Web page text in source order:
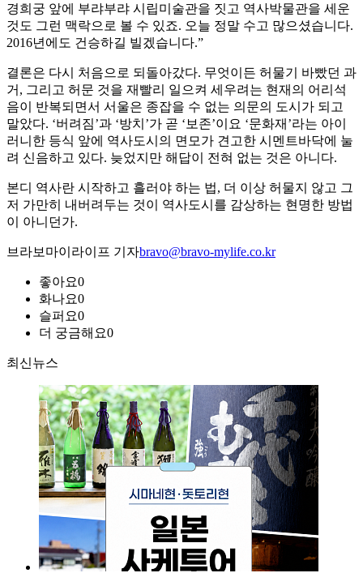
경희궁 앞에 부랴부랴 시립미술관을 짓고 역사박물관을 세운
것도 그런 맥락으로 볼 수 있죠. 오늘 정말 수고 많으셨습니다.
2016년에도 건승하길 빌겠습니다.”
결론은 다시 처음으로 되돌아갔다. 무엇이든 허물기 바빴던 과
거, 그리고 허문 것을 재빨리 일으켜 세우려는 현재의 어리석
음이 반복되면서 서울은 종잡을 수 없는 의문의 도시가 되고
말았다. ‘버려짐’과 ‘방치’가 곧 ‘보존’이요 ‘문화재’라는 아이
러니한 등식 앞에 역사도시의 면모가 견고한 시멘트바닥에 눌
려 신음하고 있다. 늦었지만 해답이 전혀 없는 것은 아니다.
본디 역사란 시작하고 흘러야 하는 법, 더 이상 허물지 않고 그
저 가만히 내버려두는 것이 역사도시를 감상하는 현명한 방법
이 아니던가.
브라보마이라이프 기자bravo@bravo-mylife.co.kr
좋아요0
화나요0
슬퍼요0
더 궁금해요0
최신뉴스